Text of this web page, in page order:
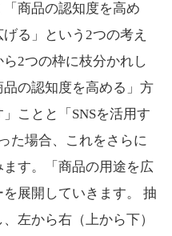
商品の認知度を高め
る」という2つの考え
2つの枠に枝分かれし
の認知度を高める」方
ことと「SNSを活用す
た場合、これをさらに
す。「商品の用途を広
展開していきます。 抽
左から右（上から下）